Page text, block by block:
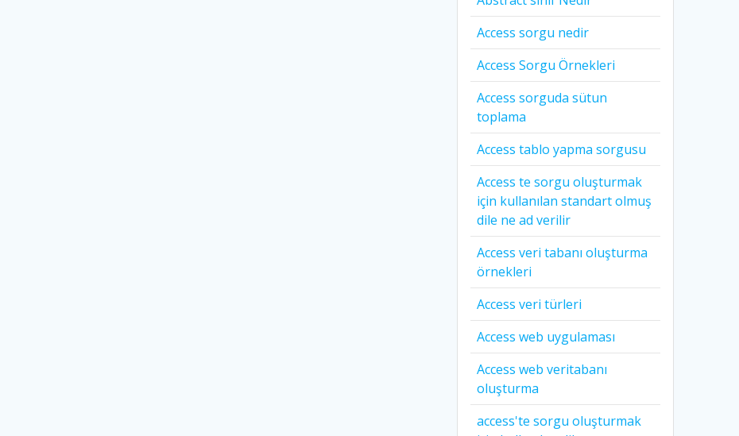
Access sorgu nedir
Access Sorgu Örnekleri
Access sorguda sütun
toplama
Access tablo yapma sorgusu
Access te sorgu oluşturmak
için kullanılan standart olmuş
dile ne ad verilir
Access veri tabanı oluşturma
örnekleri
Access veri türleri
Access web uygulaması
Access web veritabanı
oluşturma
access'te sorgu oluşturmak